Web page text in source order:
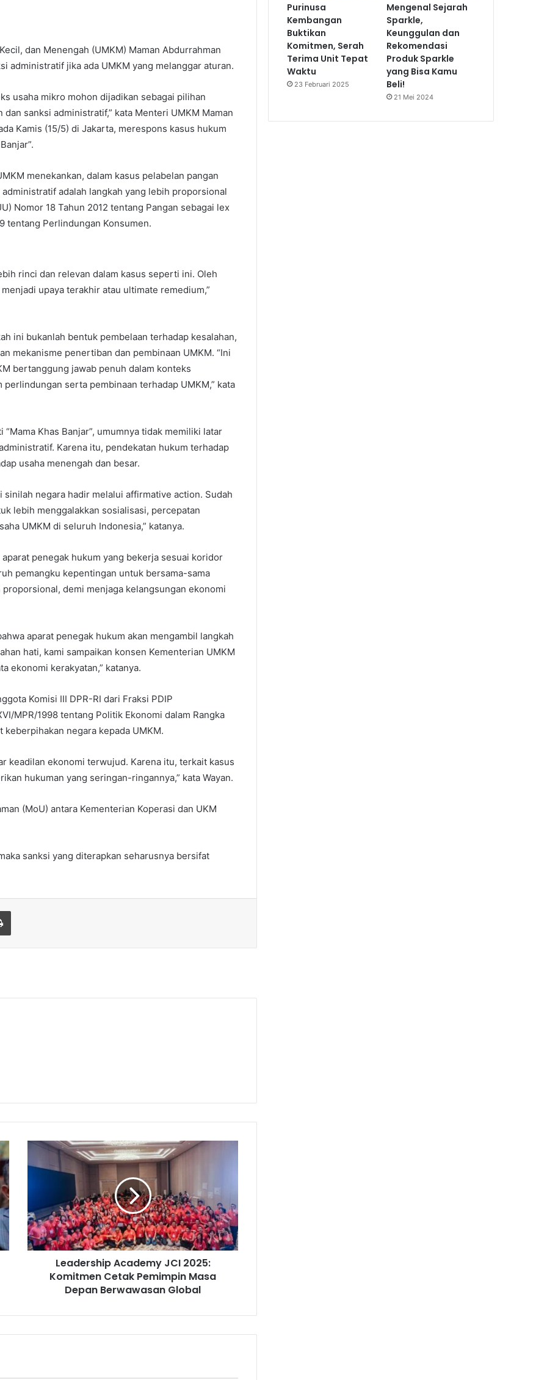
dan Menengah (UMKM) Maman Abdurrahman
administratif jika ada UMKM yang melanggar aturan.
usaha mikro mohon dijadikan sebagai pilihan
sanksi administratif,” kata Menteri UMKM Maman
Kamis (15/5) di Jakarta, merespons kasus hukum
menekankan, dalam kasus pelabelan pangan
adalah langkah yang lebih proporsional
Nomor 18 Tahun 2012 tentang Pangan sebagai lex
tentang Perlindungan Konsumen.
rinci dan relevan dalam kasus seperti ini. Oleh
upaya terakhir atau ultimate remedium,”
ini bukanlah bentuk pembelaan terhadap kesalahan,
mekanisme penertiban dan pembinaan UMKM. “Ini
bertanggung jawab penuh dalam konteks
serta pembinaan terhadap UMKM,” kata
Khas Banjar”, umumnya tidak memiliki latar
Karena itu, pendekatan hukum terhadap
usaha menengah dan besar.
negara hadir melalui affirmative action. Sudah
lebih menggalakkan sosialisasi, percepatan
UMKM di seluruh Indonesia,” katanya.
penegak hukum yang bekerja sesuai koridor
pemangku kepentingan untuk bersama-sama
demi menjaga kelangsungan ekonomi
aparat penegak hukum akan mengambil langkah
hati, kami sampaikan konsen Kementerian UMKM
ekonomi kerakyatan,” katanya.
Komisi III DPR-RI dari Fraksi PDIP
MPR/1998 tentang Politik Ekonomi dalam Rangka
negara kepada UMKM.
keadilan ekonomi terwujud. Karena itu, terkait kasus
hukuman yang seringan-ringannya,” kata Wayan.
(MoU) antara Kementerian Koperasi dan UKM
sanksi yang diterapkan seharusnya bersifat
r
s
h
i
d
C
Leadership Academy JCI 2025:
Komitmen Cetak Pemimpin Masa
Depan Berwawasan Global
Purinusa
Kembangan
Buktikan
Komitmen, Serah
Terima Unit Tepat
Waktu
23 Februari 2025
Mengenal Sejarah
Sparkle,
Keunggulan dan
Rekomendasi
Produk Sparkle
yang Bisa Kamu
Beli!
21 Mei 2024